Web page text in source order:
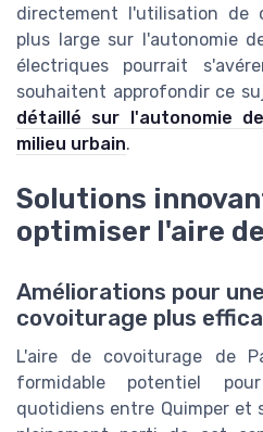
directement l'utilisation de
plus large sur l'autonomie
électriques pourrait
souhaitent approfondir ce
détaillé sur l'autonomie
milieu urbain.
Solutions
optimiser l'aire
Améliorations pour
covoiturage plus
L'aire de covoiturage de
formidable potentiel
quotidiens entre Quimper et